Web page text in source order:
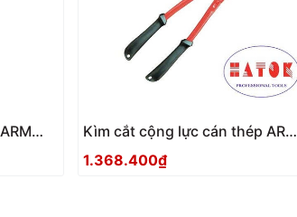
Kìm cắt cộng lực cán thép ARM
BC-450
1.368.400₫